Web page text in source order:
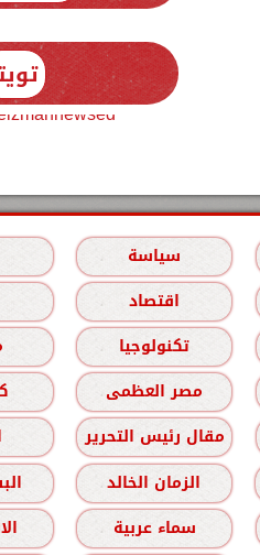
سياسة
اقتصاد
تكنولوجيا
مصر العظمى
مقال رئيس التحرير
الزمان الخالد
سماء عربية